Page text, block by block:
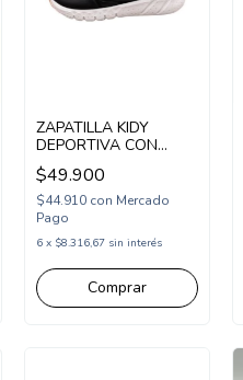
ZAPATILLA KIDY
DEPORTIVA CON
ABROJO Y ELASTICO
18-23 NEGRO
NARANJA
(KD60007NNA)
$49.900
$44.910 con Mercado
Pago
6 x $8.316,67 sin interés
Comprar